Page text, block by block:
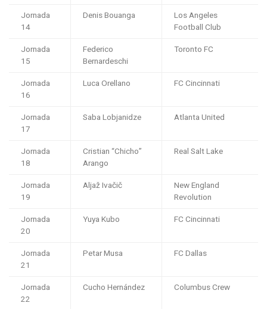
Jornada
14
Denis Bouanga
Los Angeles
Football Club
Jornada
15
Federico
Bernardeschi
Toronto FC
Jornada
16
Luca Orellano FC Cincinnati
Jornada
17
Saba Lobjanidze Atlanta United
Jornada
18
Cristian “Chicho”
Arango
Real Salt Lake
Jornada
19
Aljaž Ivačič
New England
Revolution
Jornada
20
Yuya Kubo FC Cincinnati
Jornada
21
Petar Musa FC Dallas
Jornada
22
Cucho Hernández Columbus Crew